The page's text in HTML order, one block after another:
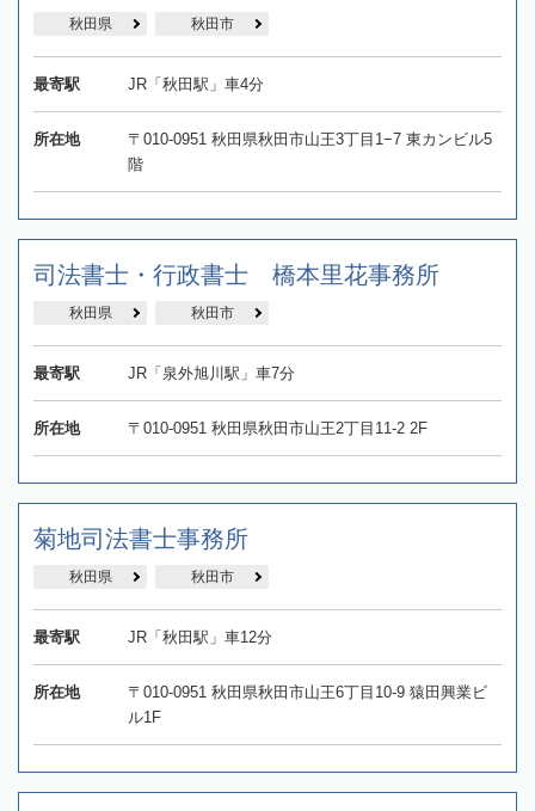
秋田県 秋田市
最寄駅 JR「秋田駅」車4分
所在地
〒010-0951 秋田県秋田市山王3丁目1−7 東カンビル5
階
司法書士・行政書士 橋本里花事務所
秋田県 秋田市
最寄駅 JR「泉外旭川駅」車7分
所在地 〒010-0951 秋田県秋田市山王2丁目11-2 2F
菊地司法書士事務所
秋田県 秋田市
最寄駅 JR「秋田駅」車12分
所在地
〒010-0951 秋田県秋田市山王6丁目10-9 猿田興業ビ
ル1F